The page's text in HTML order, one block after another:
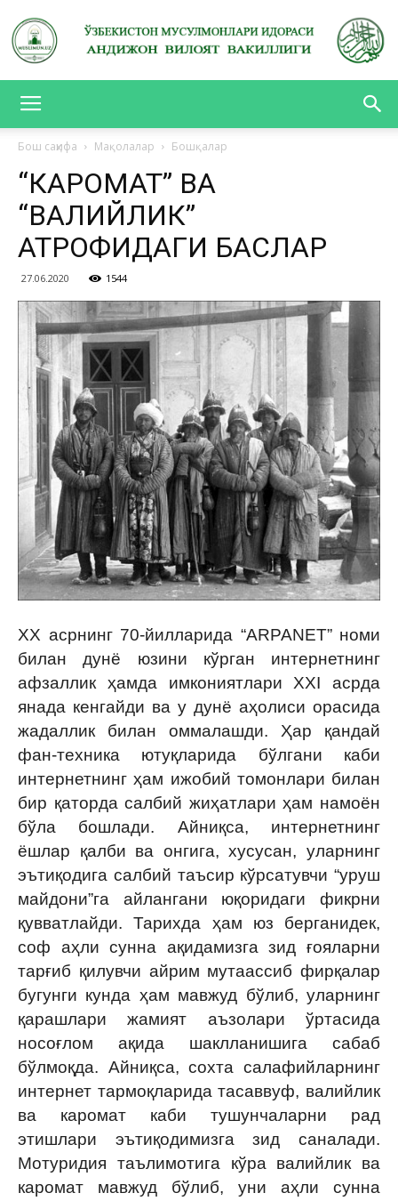
ВИЛОЯТ
Бош саҳифа Мақолалар Бошқалар
“КАРОМАТ” ВА
“ВАЛИЙЛИК”
АТРОФИДАГИ БАҲСЛАР
27.06.2020 1544
XX асрнинг 70-йилларида “ARPANET” номи
билан дунё юзини кўрган интернетнинг
афзаллик ҳамда имкониятлари XXI асрда
янада кенгайди ва у дунё аҳолиси орасида
жадаллик билан оммалашди. Ҳар қандай
фан-техника ютуқларида бўлгани каби
интернетнинг ҳам ижобий томонлари билан
бир қаторда салбий жиҳатлари ҳам намоён
бўла бошлади. Айниқса, интернетнинг
ёшлар қалби ва онгига, хусусан, уларнинг
эътиқодига салбий таъсир кўрсатувчи “уруш
майдони”га айлангани юқоридаги фикрни
қувватлайди. Тарихда ҳам юз берганидек,
соф аҳли сунна ақидамизга зид ғояларни
тарғиб қилувчи айрим мутаассиб фирқалар
бугунги кунда ҳам мавжуд бўлиб, уларнинг
қарашлари жамият аъзолари ўртасида
носоғлом ақида шаклланишига сабаб
бўлмоқда. Айниқса, сохта салафийларнинг
интернет тармоқларида тасаввуф, валийлик
ва каромат каби тушунчаларни рад
этишлари эътиқодимизга зид саналади.
Мотуридия таълимотига кўра валийлик ва
каромат мавжуд бўлиб, уни аҳли сунна